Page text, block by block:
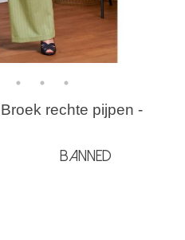
rechte pijpen -
Banned